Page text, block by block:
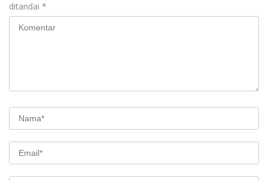
ditandai *